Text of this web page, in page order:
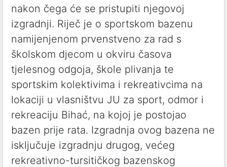
nakon čega će se pristupiti njegovoj
izgradnji. Riječ je o sportskom bazenu
namijenjenom prvenstveno za rad s
školskom djecom u okviru časova
tjelesnog odgoja, škole plivanja te
sportskim kolektivima i rekreativcima na
lokaciji u vlasništvu JU za sport, odmor i
rekreaciju Bihać, na kojoj je postojao
bazen prije rata. Izgradnja ovog bazena ne
isključuje izgradnju drugog, većeg
rekreativno-tursitičkog bazenskog